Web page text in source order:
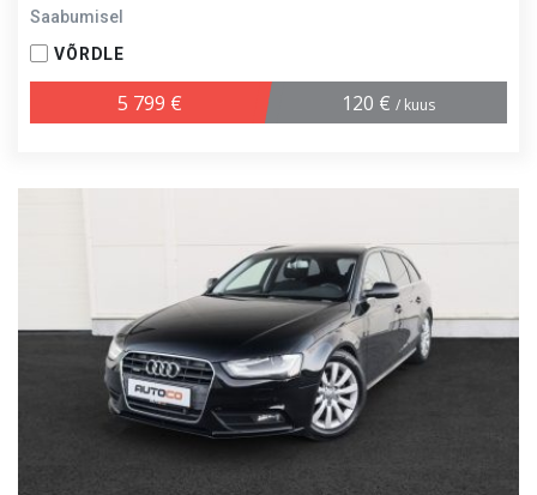
Saabumisel
VÕRDLE
5 799 € 120 € / kuus